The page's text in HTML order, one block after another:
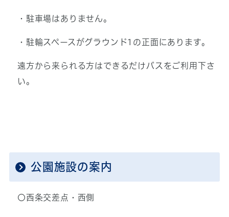
・駐車場はありません。
・駐輪スペースがグラウンド1の正面にあります。
遠方から来られる方はできるだけバスをご利用下さ
い。
公園施設の案内
〇西条交差点・西側